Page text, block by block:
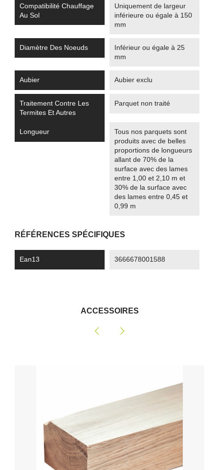
Compatibilité Chauffage
Au Sol
Uniquement de largeur
inférieure ou égale à 150
mm
Diamètre Des Noeuds
Inférieur ou égale à 25
mm
Aubier Aubier exclu
Traitement Contre Les
Termites Et Autres
Parquet non traité
Longueur
Tous nos parquets sont
produits avec de belles
proportions de longueurs
allant de 70% de la
surface avec des lames
entre 1,00 et 2,10 m et
30% de la surface avec
des lames entre 0,45 et
0,99 m
RÉFÉRENCES SPÉCIFIQUES
Ean13 3666678001588
ACCESSOIRES